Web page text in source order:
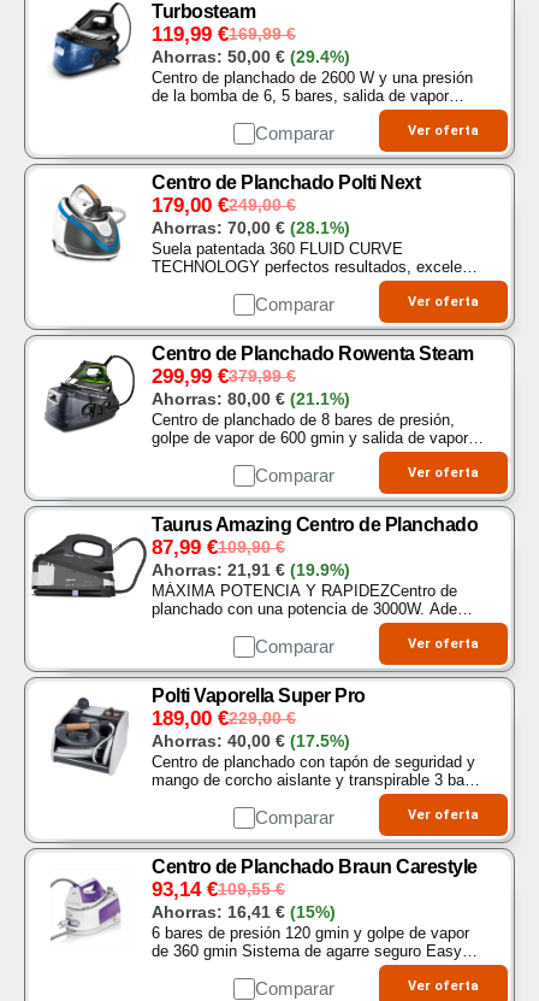
Turbosteam
169,99€
119,99 €
Ahorras: 50,00 € (29.4%)
Centro de planchado de 2600 W y una presión
de la bomba de 6, 5 bares, salida de vapor
continua de hasta 120 gmin, y golpe de vapor
extrapotente de 350 gmin y mayor salida de
Comparar Ver oferta
Centro de Planchado Polti Next
249,00€
179,00 €
Ahorras: 70,00 € (28.1%)
Suela patentada 360 FLUID CURVE
TECHNOLOGY perfectos resultados, excelente
deslizamiento, distribución uniforme del vapor,
forma redondeada para un planchado
multidireccional que supera los…
Comparar Ver oferta
Centro de Planchado Rowenta Steam
379,99€
299,99 €
Ahorras: 80,00 € (21.1%)
Centro de planchado de 8 bares de presión,
golpe de vapor de 600 gmin y salida de vapor
de 150 gmin, elimina las arrugas en planchar
los tejidos difíciles o gruesos reduciendo el
Comparar Ver oferta
Taurus Amazing Centro de Planchado
109,90€
87,99 €
Ahorras: 21,91 € (19.9%)
MÁXIMA POTENCIA Y RAPIDEZCentro de
planchado con una potencia de 3000W. Además
gracias a la función Quick Start estará listo
para usar en solo 30 segundos…
Comparar Ver oferta
Polti Vaporella Super Pro
229,00€
189,00 €
Ahorras: 40,00 € (17.5%)
Centro de planchado con tapón de seguridad y
mango de corcho aislante y transpirable 3 bares
de presión e indicador de falta de agua y vapor
listo Suela de aluminio Alfombrilla…
Comparar Ver oferta
Centro de Planchado Braun Carestyle
109,55€
93,14 €
Ahorras: 16,41 € (15%)
6 bares de presión 120 gmin y golpe de vapor
de 360 gmin Sistema de agarre seguro Easy
Lock, y almacenamiento de cable inteligente
Tanque de agua de 1. 5 L Suela FreeGlide 3 D
Comparar Ver oferta